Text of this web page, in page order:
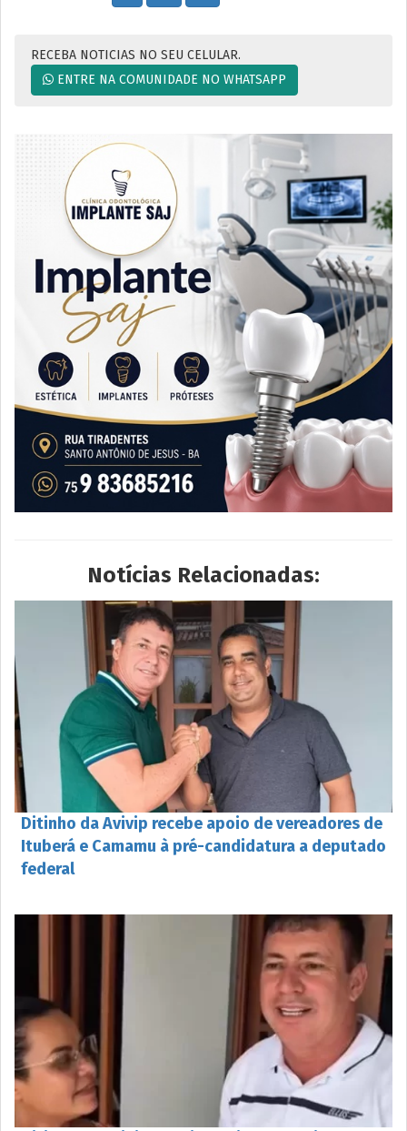
RECEBA NOTICIAS NO SEU CELULAR.
ENTRE NA COMUNIDADE NO WHATSAPP
Notícias Relacionadas:
Ditinho da Avivip recebe apoio de vereadores de
Ituberá e Camamu à pré-candidatura a deputado
federal